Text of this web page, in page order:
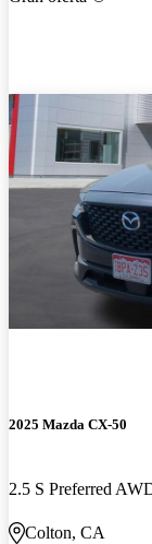
2025 Mazda CX-50
2.5 S Preferred
Colton, CA